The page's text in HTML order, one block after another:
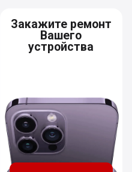
Закажите ремонт
Вашего
устройства